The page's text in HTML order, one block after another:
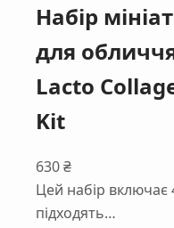
Набір
для
Lacto
Kit
630₴
Цей набір включає
підходять…